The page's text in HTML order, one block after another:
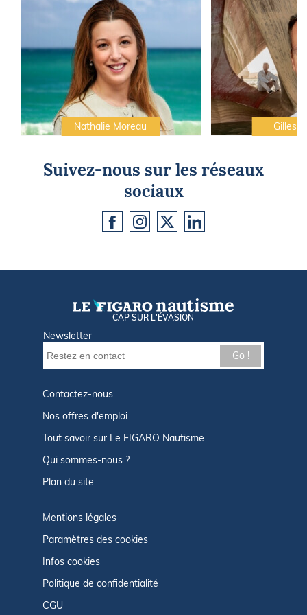
Nathalie Moreau Gilles
Suivez-nous sur les réseaux
sociaux
CAP SUR L'ÉVASION
Newsletter
Go !
Contactez-nous
Nos offres d'emploi
Tout savoir sur Le FIGARO Nautisme
Qui sommes-nous ?
Plan du site
Mentions légales
Paramètres des cookies
Infos cookies
Politique de confidentialité
CGU